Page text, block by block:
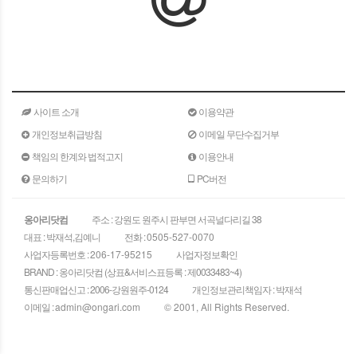
사이트 소개
이용약관
개인정보취급방침
이메일 무단수집거부
책임의 한계와 법적고지
이용안내
문의하기
PC버전
옹아리닷컴
주소 : 강원도 원주시 판부면 서곡널다리길 38
대표 : 박재석,김예니
전화 :0505-527-0070
사업자등록번호 :206-17-95215
사업자정보확인
BRAND : 옹아리닷컴 (상표&서비스표등록 : 제0033483~4)
통신판매업신고 : 2006-강원원주-0124
개인정보관리책임자 : 박재석
이메일 :admin@ongari.com © 2001, All Rights Reserved.